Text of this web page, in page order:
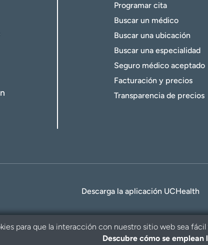
Programar cita
Buscar un médico
Buscar una ubicación
Buscar una especialidad
Seguro médico aceptado
Facturación y precios
Transparencia de precios
Descarga la aplicación UCHealth
para que la interacción con nuestro sitio web sea
Descubre cómo se emplean